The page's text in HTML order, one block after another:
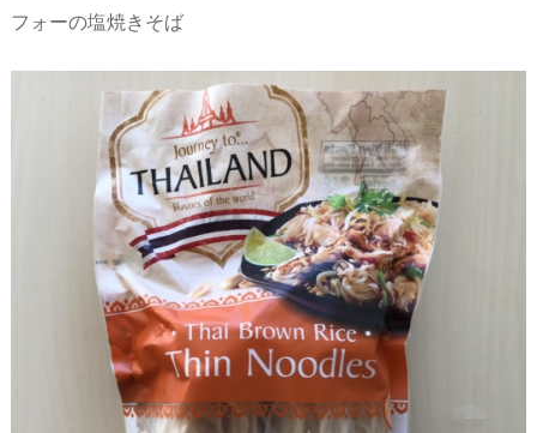
フォーの塩焼きそば